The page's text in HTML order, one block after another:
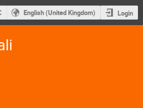
English (United Kingdom) Login